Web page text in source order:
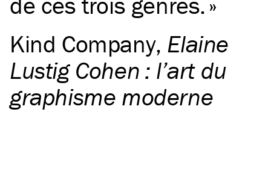
Kind Company, Elaine
Lustig Cohen : l’art du
graphisme moderne